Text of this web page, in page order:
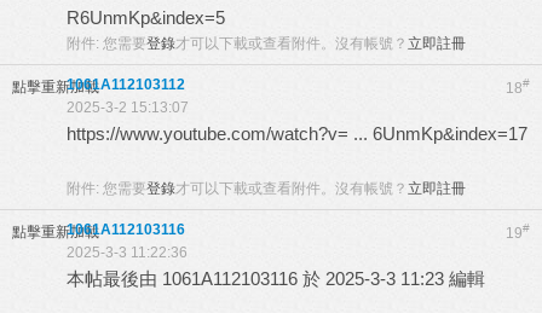
R6UnmKp&index=5
附件: 您需要登錄才可以下載或查看附件。沒有帳號？ 立即註冊
點擊重新加載 18#
1061A112103112
2025-3-2 15:13:07
https://www.youtube.com/watch?v= ... 6UnmKp&index=17
附件: 您需要登錄才可以下載或查看附件。沒有帳號？ 立即註冊
點擊重新加載 19#
1061A112103116
2025-3-3 11:22:36
本帖最後由 1061A112103116 於 2025-3-3 11:23 編輯